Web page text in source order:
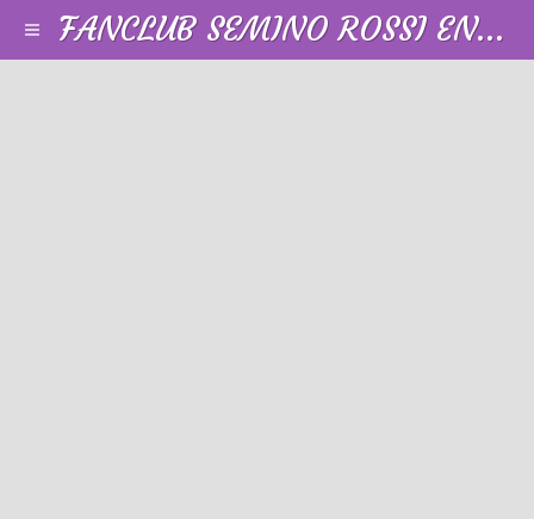
FANCLUB SEMINO ROSSI EN FRANCE